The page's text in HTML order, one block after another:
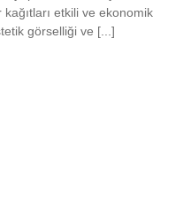
etkili ve ekonomik
görselliği ve [...]